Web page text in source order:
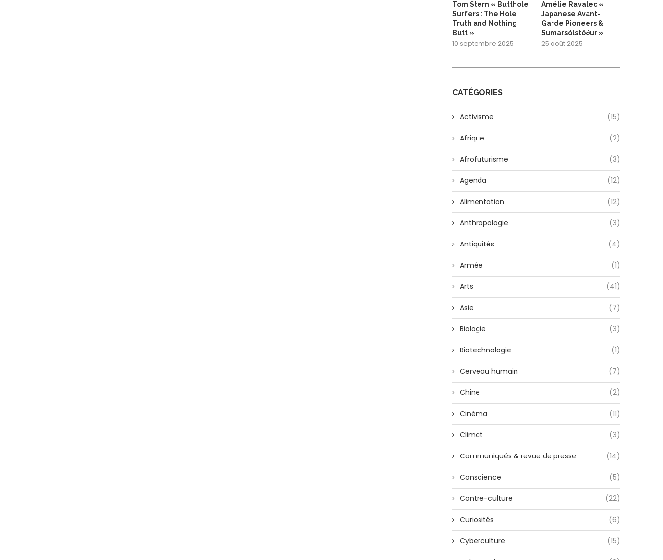
Tom Stern « Butthole
Surfers : The Hole
Truth and Nothing
Butt »
10 septembre 2025
Amélie Ravalec «
Japanese Avant-
Garde Pioneers &
Sumarsólstöður »
25 août 2025
CATÉGORIES
Activisme (15)
Afrique (2)
Afrofuturisme (3)
Agenda (12)
Alimentation (12)
Anthropologie (3)
Antiquités (4)
Armée (1)
Arts (41)
Asie (7)
Biologie (3)
Biotechnologie (1)
Cerveau humain (7)
Chine (2)
Cinéma (11)
Climat (3)
Communiqués & revue de presse (14)
Conscience (5)
Contre-culture (22)
Curiosités (6)
Cyberculture (15)